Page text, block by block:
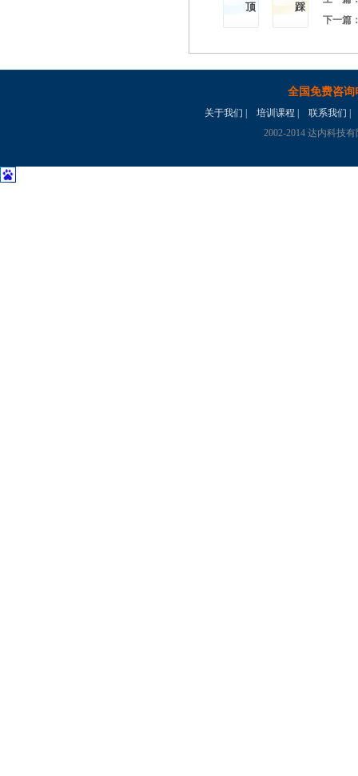
顶 踩
下一篇
全国免费咨询
关于我们 培训课程 联系我们
2002-2014 达内科技